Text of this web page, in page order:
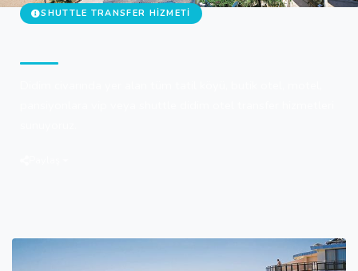
SHUTTLE TRANSFER HIZMETI